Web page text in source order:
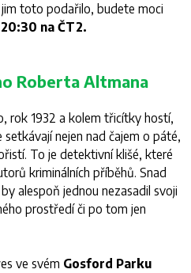
jim toto podařilo, budete moci
na ČT2.
Roberta Altmana
rok 1932 a kolem třicítky hostí,
nejen nad čajem o páté,
To je detektivní klišé, které
kriminálních příběhů. Snad
alespoň jednou nezasadil svoji
prostředí či po tom jen
ve svém Gosford Parku